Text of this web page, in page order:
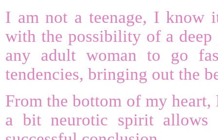
I am not a teenage, I know
with the possibility of a
any adult woman to go
tendencies, bringing out the
From the bottom of my
a bit neurotic spirit